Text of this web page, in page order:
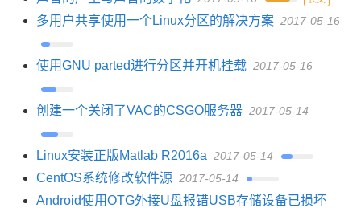
多用户共享使用一个Linux分区的解决方案 2017-05-16
使用GNU parted进行分区并开机挂载 2017-05-16
创建一个关闭了VAC的CSGO服务器 2017-05-14
Linux安装正版Matlab R2016a 2017-05-14
CentOS系统修改软件源 2017-05-14
Android使用OTG外接U盘报错USB存储设备已损坏